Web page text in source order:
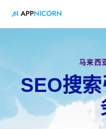
跳
马来西
SEO搜